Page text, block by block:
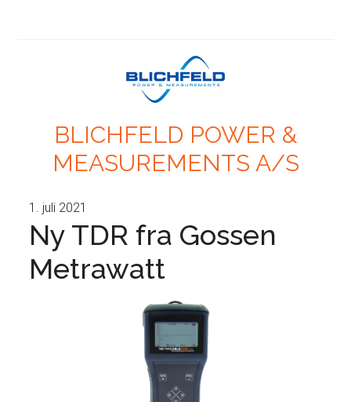
BLICHFELD POWER &
MEASUREMENTS A/S
1. juli 2021
Ny TDR fra Gossen
Metrawatt